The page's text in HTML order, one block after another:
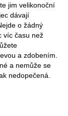
jim velikonoční
dávají
o žádný
víc času než
a zdobením.
a nemůže se
nedopečená.